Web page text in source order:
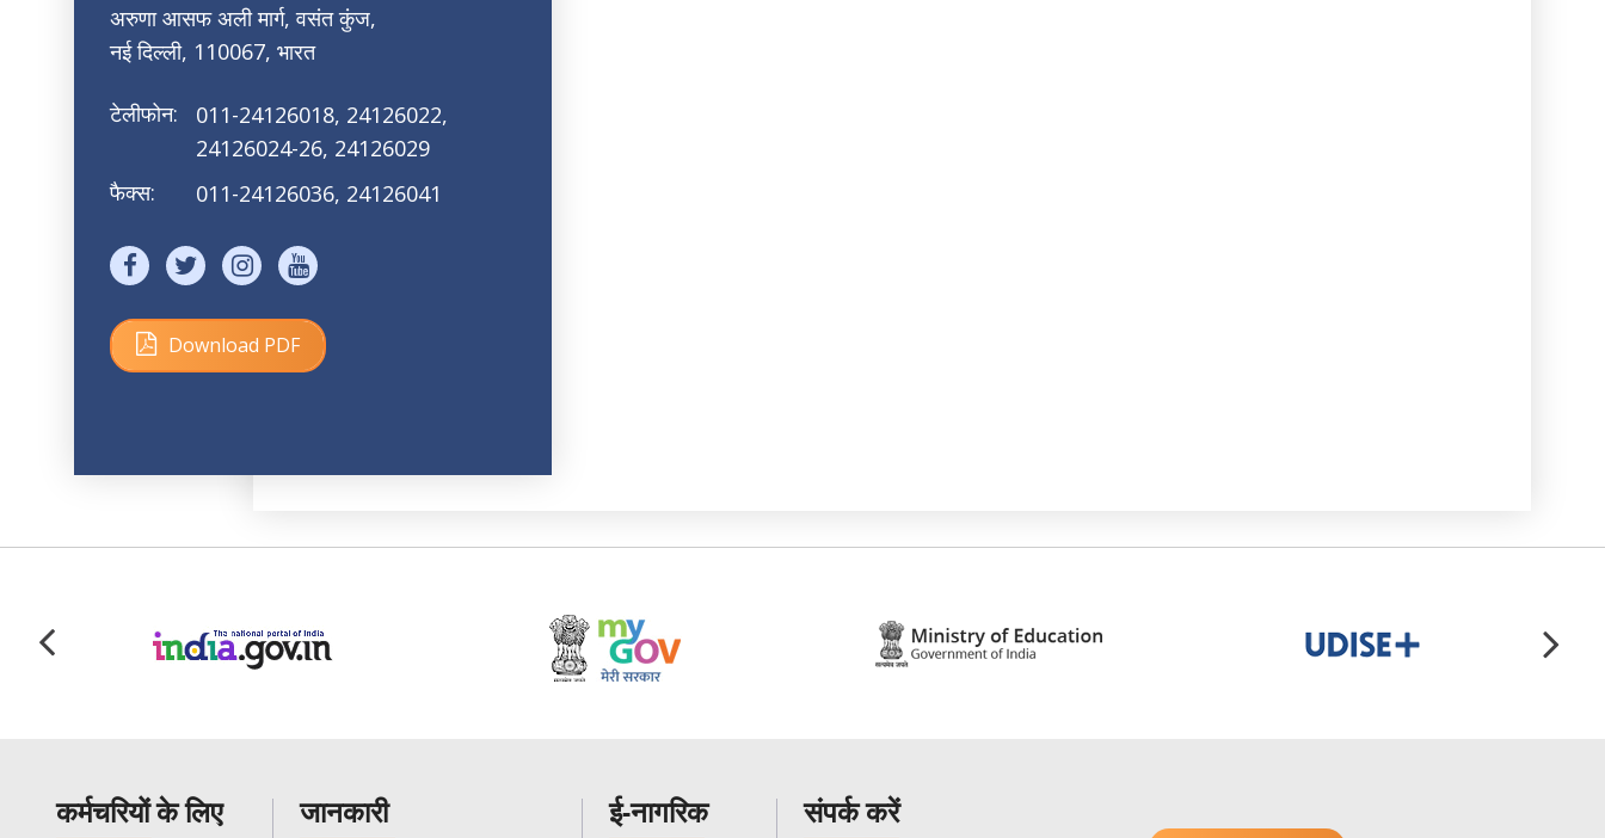
अरुणा आसफ अली मार्ग, वसंत कुंज,
नई दिल्ली, 110067, भारत
टेलीफोन:
011-24126018, 24126022,
24126024-26, 24126029
फैक्स:
011-24126036, 24126041
Download PDF
कर्मचरियों के लिए
जानकारी
ई-नागरिक
संपर्क करें